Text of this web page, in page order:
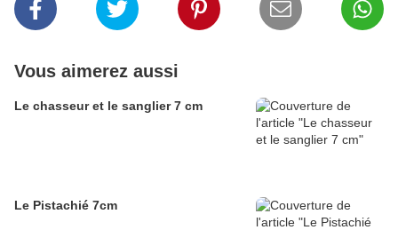
Vous aimerez aussi
Le chasseur et le sanglier 7 cm
Le Pistachié 7cm